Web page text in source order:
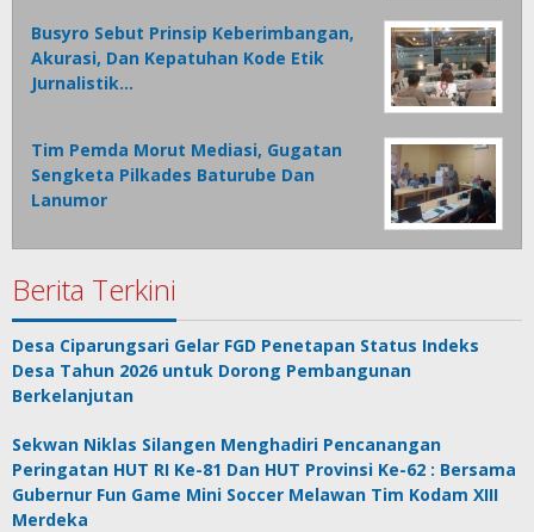
Busyro Sebut Prinsip Keberimbangan,
Akurasi, Dan Kepatuhan Kode Etik
Jurnalistik…
Tim Pemda Morut Mediasi, Gugatan
Sengketa Pilkades Baturube Dan
Lanumor
Berita Terkini
Desa Ciparungsari Gelar FGD Penetapan Status Indeks
Desa Tahun 2026 untuk Dorong Pembangunan
Berkelanjutan
Sekwan Niklas Silangen Menghadiri Pencanangan
Peringatan HUT RI Ke-81 Dan HUT Provinsi Ke-62 : Bersama
Gubernur Fun Game Mini Soccer Melawan Tim Kodam XIII
Merdeka